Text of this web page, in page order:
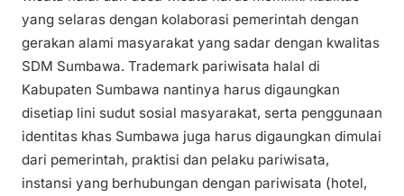
yang selaras dengan kolaborasi pemerintah dengan
gerakan alami masyarakat yang sadar dengan kwalitas
SDM Sumbawa. Trademark pariwisata halal di
Kabupaten Sumbawa nantinya harus digaungkan
disetiap lini sudut sosial masyarakat, serta penggunaan
identitas khas Sumbawa juga harus digaungkan dimulai
dari pemerintah, praktisi dan pelaku pariwisata,
instansi yang berhubungan dengan pariwisata (hotel,